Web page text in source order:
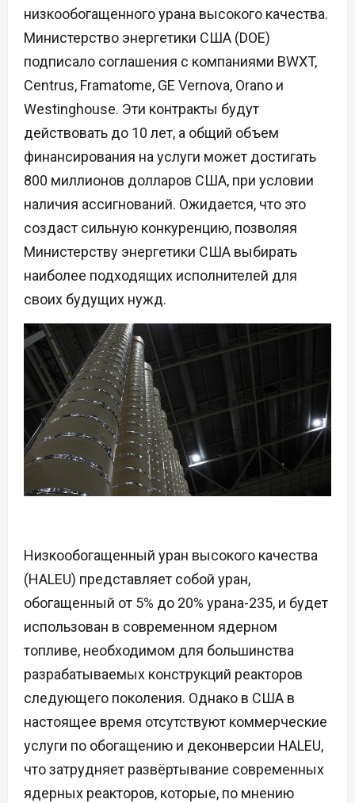
низкообогащенного урана высокого качества.
Министерство энергетики США (DOE)
подписало соглашения с компаниями BWXT,
Centrus, Framatome, GE Vernova, Orano и
Westinghouse. Эти контракты будут
действовать до 10 лет, а общий объем
финансирования на услуги может достигать
800 миллионов долларов США, при условии
наличия ассигнований. Ожидается, что это
создаст сильную конкуренцию, позволяя
Министерству энергетики США выбирать
наиболее подходящих исполнителей для
своих будущих нужд.
Низкообогащенный уран высокого качества
(HALEU) представляет собой уран,
обогащенный от 5% до 20% урана-235, и будет
использован в современном ядерном
топливе, необходимом для большинства
разрабатываемых конструкций реакторов
следующего поколения. Однако в США в
настоящее время отсутствуют коммерческие
услуги по обогащению и деконверсии HALEU,
что затрудняет развёртывание современных
ядерных реакторов, которые, по мнению